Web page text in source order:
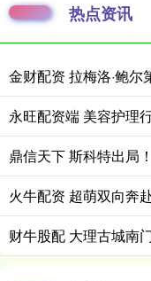
热点资讯